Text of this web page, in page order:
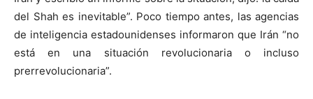
del Shah es inevitable”. Poco tiempo antes, las agencias
de inteligencia estadounidenses informaron que Irán “no
está en una situación revolucionaria o incluso
prerrevolucionaria”.